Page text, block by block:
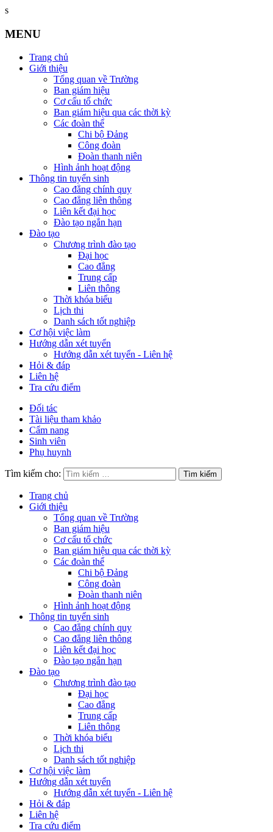
s
MENU
Trang chủ
Giới thiệu
Tổng quan về Trường
Ban giám hiệu
Cơ cấu tổ chức
Ban giám hiệu qua các thời kỳ
Các đoàn thể
Chi bộ Đảng
Công đoàn
Đoàn thanh niên
Hình ảnh hoạt động
Thông tin tuyển sinh
Cao đẳng chính quy
Cao đẳng liên thông
Liên kết đại học
Đào tạo ngắn hạn
Đào tạo
Chương trình đào tạo
Đại học
Cao đẳng
Trung cấp
Liên thông
Thời khóa biểu
Lịch thi
Danh sách tốt nghiệp
Cơ hội việc làm
Hướng dẫn xét tuyển
Hướng dẫn xét tuyển - Liên hệ
Hỏi & đáp
Liên hệ
Tra cứu điểm
Đối tác
Tài liệu tham khảo
Cẩm nang
Sinh viên
Phụ huynh
Tìm kiếm cho:
Trang chủ
Giới thiệu
Tổng quan về Trường
Ban giám hiệu
Cơ cấu tổ chức
Ban giám hiệu qua các thời kỳ
Các đoàn thể
Chi bộ Đảng
Công đoàn
Đoàn thanh niên
Hình ảnh hoạt động
Thông tin tuyển sinh
Cao đẳng chính quy
Cao đẳng liên thông
Liên kết đại học
Đào tạo ngắn hạn
Đào tạo
Chương trình đào tạo
Đại học
Cao đẳng
Trung cấp
Liên thông
Thời khóa biểu
Lịch thi
Danh sách tốt nghiệp
Cơ hội việc làm
Hướng dẫn xét tuyển
Hướng dẫn xét tuyển - Liên hệ
Hỏi & đáp
Liên hệ
Tra cứu điểm